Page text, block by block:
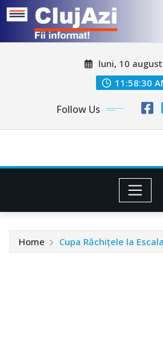
luni, 10
11:58:33
Follow Us
Home Cupa Răchiţele la